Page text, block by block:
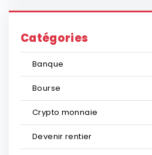
Catégories
Banque
Bourse
Crypto monnaie
Devenir rentier